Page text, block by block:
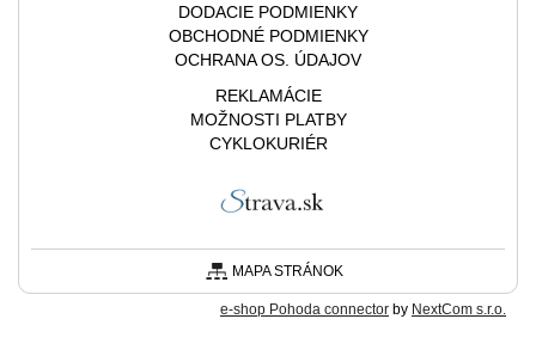
DODACIE PODMIENKY
OBCHODNÉ PODMIENKY
OCHRANA OS. ÚDAJOV
REKLAMÁCIE
MOŽNOSTI PLATBY
CYKLOKURIÉR
MAPA STRÁNOK
e-shop Pohoda connector by NextCom s.r.o.